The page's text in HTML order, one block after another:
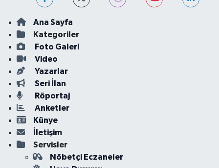
Ana Sayfa
Kategoriler
Foto Galeri
Video
Yazarlar
Seri İlan
Röportaj
Anketler
Künye
İletişim
Servisler
Nöbetçi Eczaneler